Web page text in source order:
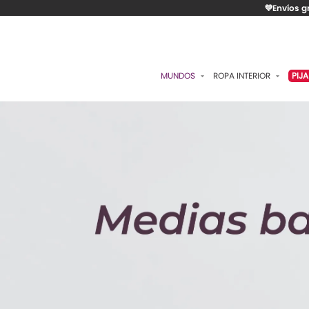
💜Envíos
MUNDOS
ESENCIAL
ROPA INTERIOR
BRASIERES
ACCESORIOS